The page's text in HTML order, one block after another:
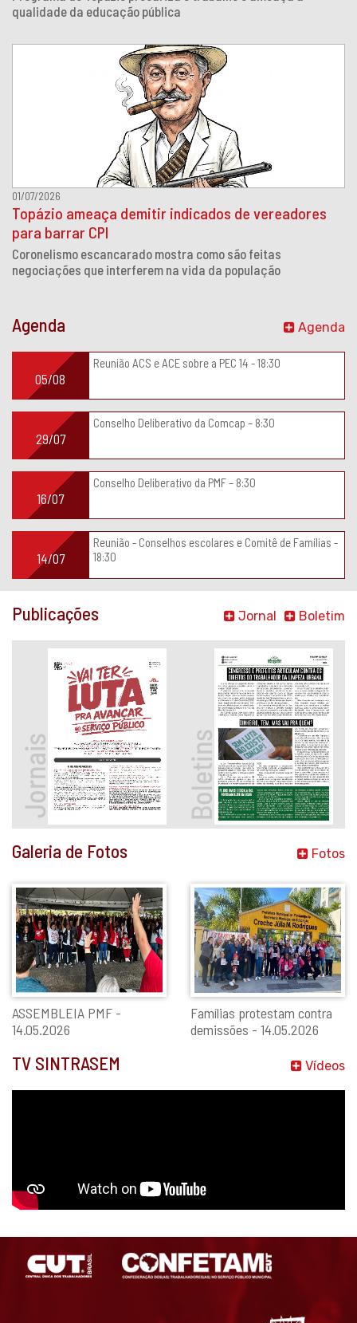
qualidade da educação pública
01/07/2026
Topázio ameaça demitir indicados de vereadores
para barrar CPI
Coronelismo escancarado mostra como são feitas
negociações que interferem na vida da população
Agenda Agenda
05/08
Reunião ACS e ACE sobre a PEC 14 - 18:30
29/07
Conselho Deliberativo da Comcap – 8:30
16/07
Conselho Deliberativo da PMF – 8:30
14/07
Reunião - Conselhos escolares e Comitê de Famílias -
18:30
Publicações Boletim
Jornal
Pauta -
base PMF
2026
Boletim
- Julho
de 2026
Galeria de Fotos Fotos
ASSEMBLEIA PMF -
14.05.2026
Famílias protestam contra
demissões - 14.05.2026
TV SINTRASEM Vídeos